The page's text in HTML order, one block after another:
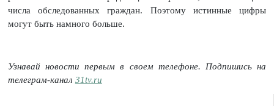
числа обследованных граждан. Поэтому истинные цифры
могут быть намного больше.
Узнавай новости первым в своем телефоне. Подпишись на
телеграм-канал 31tv.ru